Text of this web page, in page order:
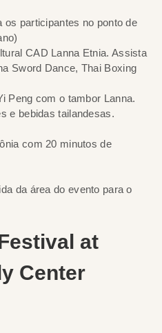
os participantes no ponto de
CAD Lanna Etnia. Assista
Sword Dance, Thai Boxing
Peng com o tambor Lanna.
e bebidas tailandesas.
com 20 minutos de
da área do evento para o
at
Center